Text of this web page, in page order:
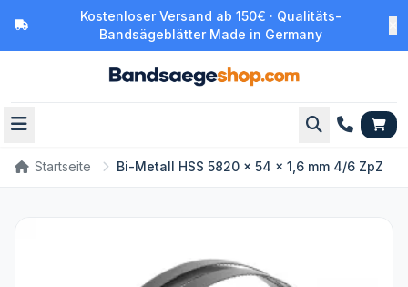
Kostenloser Versand ab 150€ · Qualitäts-
Bandsägeblätter Made in Germany
Startseite Bi-Metall HSS 5820 x 54 x 1,6 mm 4/6 ZpZ